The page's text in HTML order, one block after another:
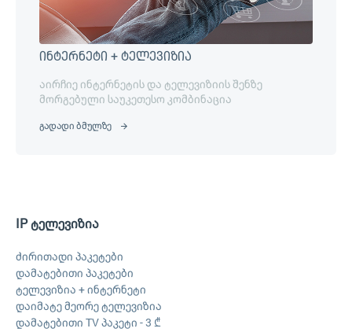
ინტერნეტი + ტელევიზია
აირჩიე ინტერნეტის და ტელევიზიის შენზე
მორგებული საუკეთესო კომბინაცია
გადადი ბმულზე
IP ტელევიზია
ძირითადი პაკეტები
დამატებითი პაკეტები
ტელევიზია + ინტერნეტი
დაიმატე მეორე ტელევიზია
დამატებითი TV პაკეტი - 3 ₾